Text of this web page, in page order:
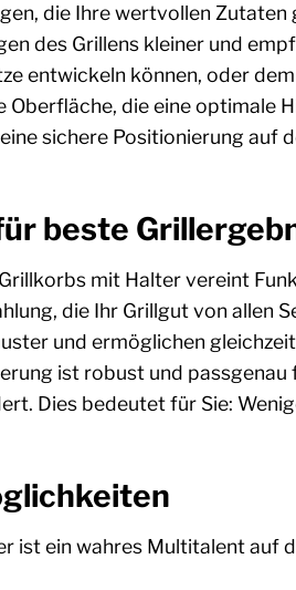
die Ihre wertvollen
des Grillens kleiner und
entwickeln können, oder
die eine optimale
sichere Positionierung auf
beste
mit Halter vereint
die Ihr Grillgut von allen
und ermöglichen
ist robust und
Dies bedeutet für Sie:
ist ein wahres Multitalent auf